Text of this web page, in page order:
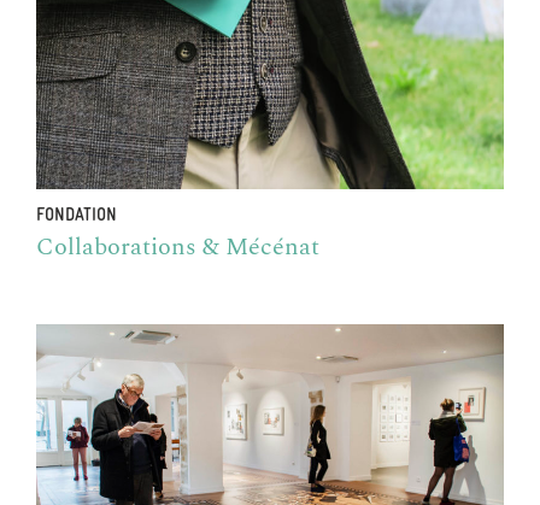
FONDATION
Collaborations & Mécénat